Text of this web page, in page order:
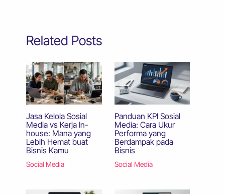
Related Posts
Jasa Kelola Sosial
Media vs Kerja In-
house: Mana yang
Lebih Hemat buat
Bisnis Kamu
Social Media
Panduan KPI Sosial
Media: Cara Ukur
Performa yang
Berdampak pada
Bisnis
Social Media